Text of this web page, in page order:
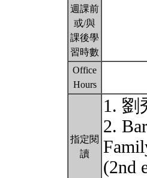
週課前
或/與
課後學
習時數
Office
Hours
指定閱
讀
1. 劉
2.
(2nd